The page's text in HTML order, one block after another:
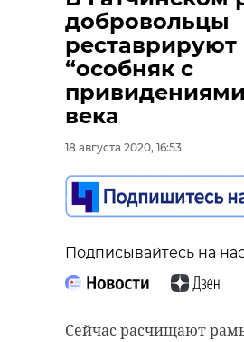
добровольцы
реставрируют
“особняк с
века
18 августа 2020, 16:53
Подписывайтесь на
Сейчас расчищают